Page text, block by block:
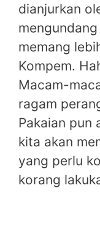
dianjurkan
memang
Kompem.
Macam-
ragam
Pakaian pun
kita akan
yang perlu
korang